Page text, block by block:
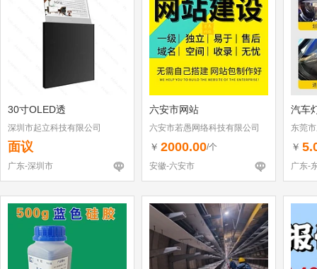
30寸OLED透
深圳市起立科技有限公司
面议
广东-深圳市
六安市网站
六安市若愚网络科技有限公司
￥ 2000.00/个
安徽-六安市
汽车
东莞
￥
广东-